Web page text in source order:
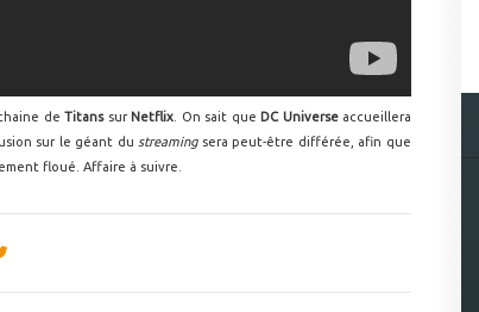
de Titans sur Netflix . On sait que DC Universe accueillera
sur le géant du streamingsera peut-être différée, afin que
floué. Affaire à suivre.